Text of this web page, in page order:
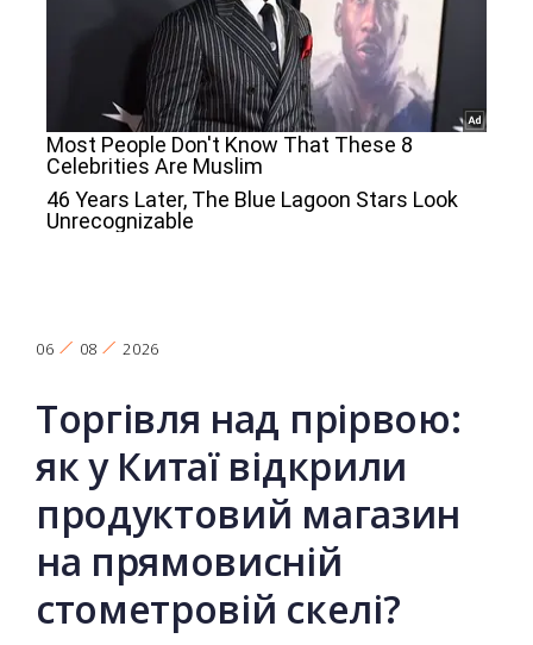
06 08 2026
Торгівля над прірвою:
як у Китаї відкрили
продуктовий магазин
на прямовисній
стометровій скелі?